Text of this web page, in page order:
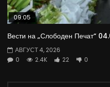
09:05
Вести на „Слободен Печат“
АВГУСТ 4, 2026
0
2.4K 22 0